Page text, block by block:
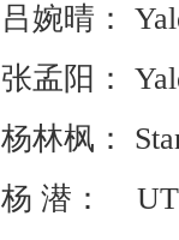
吕婉晴：
张孟阳：
杨林枫：
杨 潜：